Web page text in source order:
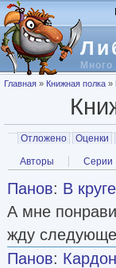
Перейти к основному
Много
Вы здесь
Главная » Книжная полка »
Главные
Отложено Оценки
Вторичные
Авторы Серии
Панов: В
А мне
жду
Панов: